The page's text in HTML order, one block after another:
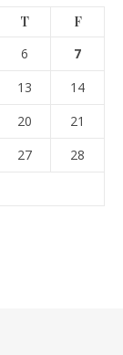
T
F
6
7
13
14
20
21
27
28